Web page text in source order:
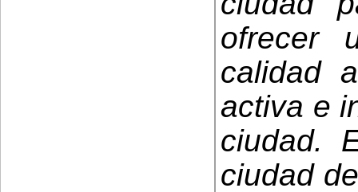
ofrecer
calidad
activa e
ciudad.
ciudad